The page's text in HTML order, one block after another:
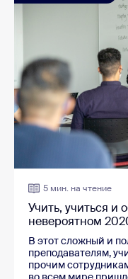
5 мин. на чтение
Учить, учиться и
невероятном
В этот сложный и
преподавателям,
прочим